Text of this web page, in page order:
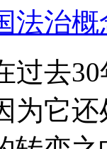
治概
过去
为它